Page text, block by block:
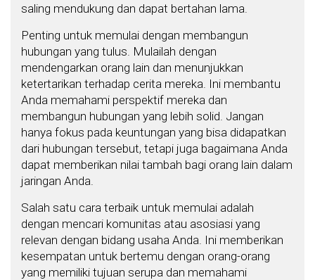
saling mendukung dan dapat bertahan lama.
Penting untuk memulai dengan membangun
hubungan yang tulus. Mulailah dengan
mendengarkan orang lain dan menunjukkan
ketertarikan terhadap cerita mereka. Ini membantu
Anda memahami perspektif mereka dan
membangun hubungan yang lebih solid. Jangan
hanya fokus pada keuntungan yang bisa didapatkan
dari hubungan tersebut, tetapi juga bagaimana Anda
dapat memberikan nilai tambah bagi orang lain dalam
jaringan Anda.
Salah satu cara terbaik untuk memulai adalah
dengan mencari komunitas atau asosiasi yang
relevan dengan bidang usaha Anda. Ini memberikan
kesempatan untuk bertemu dengan orang-orang
yang memiliki tujuan serupa dan memahami